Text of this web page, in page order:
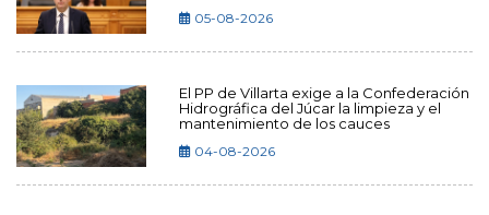
05-08-2026
El PP de Villarta exige a la Confederación
Hidrográfica del Júcar la limpieza y el
mantenimiento de los cauces
04-08-2026